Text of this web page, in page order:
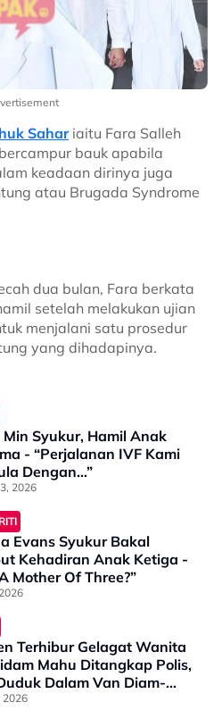
Sahariaitu Fara Salleh
bauk apabila
keadaan dirinya juga
atau Brugada Syndrome
dua bulan, Fara berkata
setelah melakukan ujian
menjalani satu prosedur
yang dihadapinya.
Min Syukur, Hamil Anak
- “Perjalanan IVF Kami
Dengan…”
2026
Evans Syukur Bakal
Kehadiran Anak Ketiga -
Mother Of Three?”
Terhibur Gelagat Wanita
Mahu Ditangkap Polis,
Dalam Van Diam-
“Kak Turun Kak, Nak
2026